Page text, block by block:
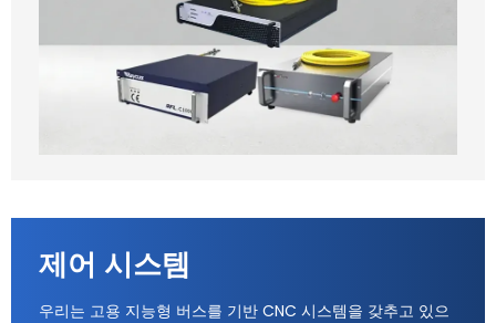
제어 시스템
우리는 고용 지능형 버스를 기반 CNC 시스템을 갖추고 있으